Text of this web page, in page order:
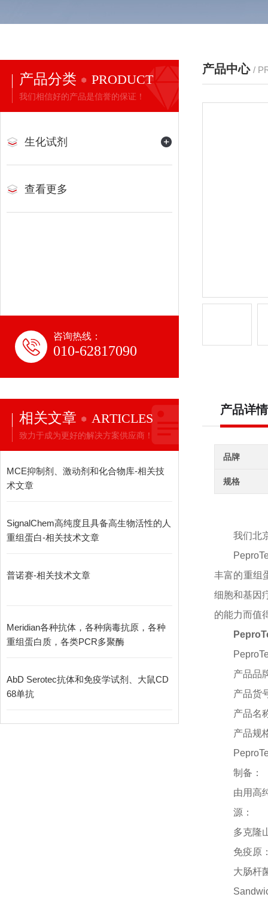
产品分类 PRODUCT
我们相信好的产品是信誉的保证！
生化试剂
查看更多
咨询热线：
010-62817090
相关文章 ARTICLES
致力于成为更好的解决方案供应商！
MCE抑制剂、激动剂和化合物库-相关技
术文章
SignalChem高纯度且具备高生物活性的人
重组蛋白-相关技术文章
普诺赛-相关技术文章
Meridian各种抗体，各种病毒抗原，各种
重组蛋白质，各类PCR多聚酶
AbD Serotec抗体和免疫学试剂、大鼠CD
68单抗
产品中心 /
产品详情
品牌
规格
我们北
丰富的重组
细胞和基因
的能力而值
产品品
产品货
产品名
产品规
制备：
由用高
源：
多克隆
免疫原
大肠杆